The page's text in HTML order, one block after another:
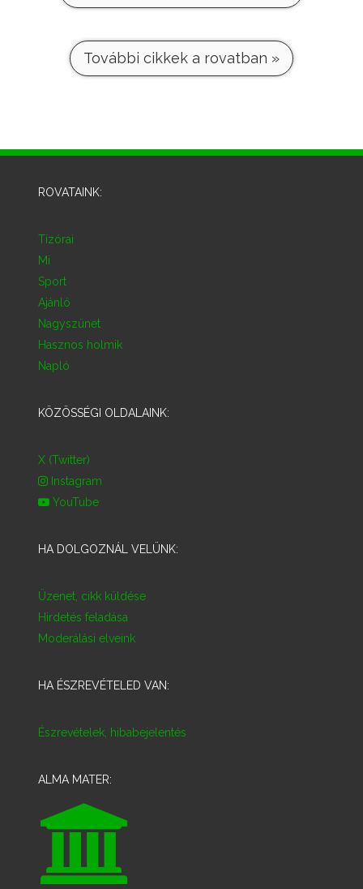
További cikkek a rovatban »
ROVATAINK:
Tízórai
Mi
Sport
Ajánló
Nagyszünet
Hasznos holmik
Napló
KÖZÖSSÉGI OLDALAINK:
X (Twitter)
Instagram
YouTube
HA DOLGOZNÁL VELÜNK:
Üzenet, cikk küldése
Hirdetés feladása
Moderálási elveink
HA ÉSZREVÉTELED VAN:
Észrevételek, hibabejelentés
ALMA MATER: